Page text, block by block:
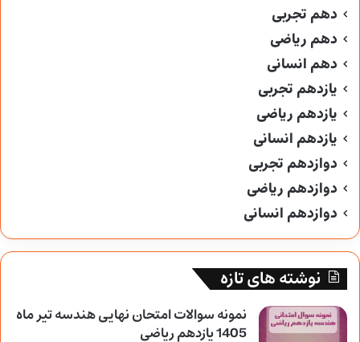
دهم تجربی
دهم ریاضی
دهم انسانی
یازدهم تجربی
یازدهم ریاضی
یازدهم انسانی
دوازدهم تجربی
دوازدهم ریاضی
دوازدهم انسانی
نوشته های تازه
نمونه سوالات امتحان نهایی هندسه تیر ماه
1405 یازدهم ریاضی